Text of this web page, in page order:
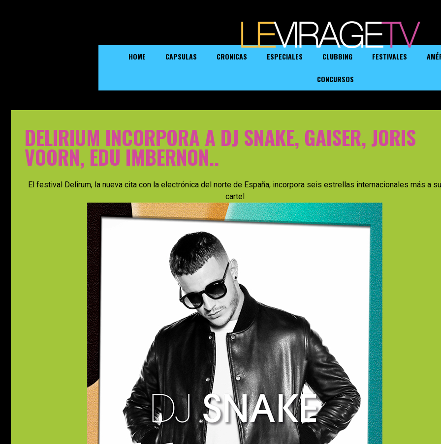
HOME CAPSULAS CRONICAS ESPECIALES CLUBBING FESTIVALES
CONCURSOS
DELIRIUM INCORPORA A DJ SNAKE, GAISER, JORIS
VOORN, EDU IMBERNON..
El festival Delirum, la nueva cita con la electrónica del norte de España, incorpora seis estrellas internacionales más a su
cartel